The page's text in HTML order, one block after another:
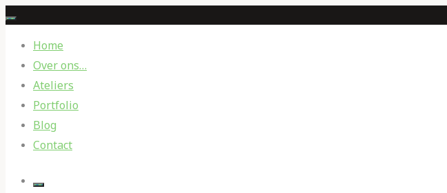
Skip
contentHome
Over ons…
Ateliers
Portfolio
Blog
Contact